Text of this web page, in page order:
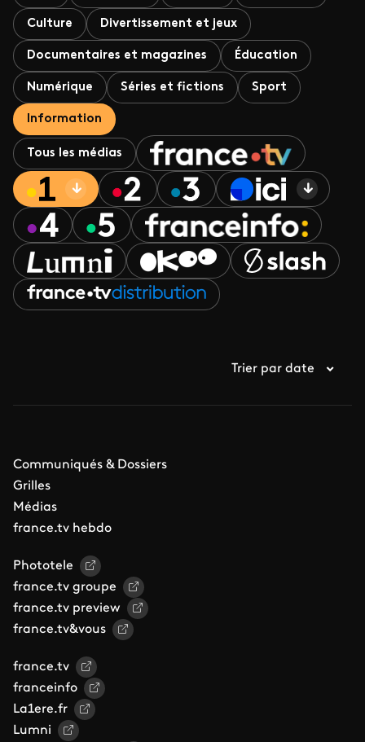
Culture Divertissement et jeux
Documentaires et magazines Éducation
Numérique Séries et fictions Sport
Information
Tous les médias
Trier par date
Communiqués & Dossiers
Grilles
Médias
france.tv hebdo
Phototele
france.tv groupe
france.tv preview
france.tv&vous
france.tv
franceinfo
La1ere.fr
Lumni